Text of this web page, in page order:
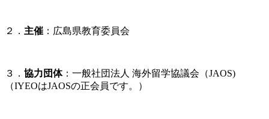
２． 主催 ：広島県教育委員会
３． 協力団体：一般社団法人 海外留学協議会（JAOS)
（IYEOはJAOSの正会員です。）